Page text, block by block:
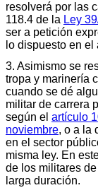
resolverá por las
118.4 de la Ley
ser a petición
lo dispuesto en
3. Asimismo se
tropa y marinería
cuando se dé
militar de carrera
según el artículo
noviembre, o a la
en el sector
misma ley. En
de los militares
larga duración.